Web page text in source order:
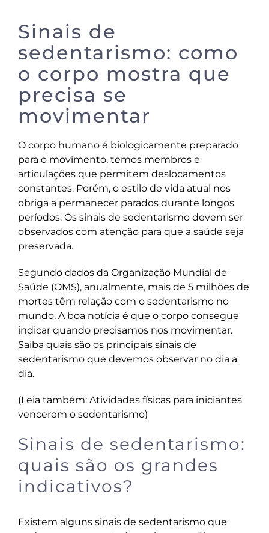
Sinais de
sedentarismo: como
o corpo mostra que
precisa se
movimentar
O corpo humano é biologicamente preparado
para o movimento, temos membros e
articulações que permitem deslocamentos
constantes. Porém, o estilo de vida atual nos
obriga a permanecer parados durante longos
períodos. Os sinais de sedentarismo devem ser
observados com atenção para que a saúde seja
preservada.
Segundo dados da Organização Mundial de
Saúde (OMS), anualmente, mais de 5 milhões de
mortes têm relação com o sedentarismo no
mundo. A boa notícia é que o corpo consegue
indicar quando precisamos nos movimentar.
Saiba quais são os principais sinais de
sedentarismo que devemos observar no dia a
dia.
(Leia também: Atividades físicas para iniciantes
vencerem o sedentarismo)
Sinais de sedentarismo:
quais são os grandes
indicativos?
Existem alguns sinais de sedentarismo que